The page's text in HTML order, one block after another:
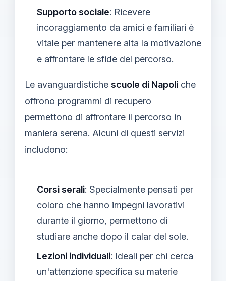
Supporto sociale: Ricevere
incoraggiamento da amici e familiari è
vitale per mantenere alta la motivazione
e affrontare le sfide del percorso.
Le avanguardistiche scuole di Napoli che
offrono programmi di recupero
permettono di affrontare il percorso in
maniera serena. Alcuni di questi servizi
includono:
Corsi serali: Specialmente pensati per
coloro che hanno impegni lavorativi
durante il giorno, permettono di
studiare anche dopo il calar del sole.
Lezioni individuali: Ideali per chi cerca
un'attenzione specifica su materie